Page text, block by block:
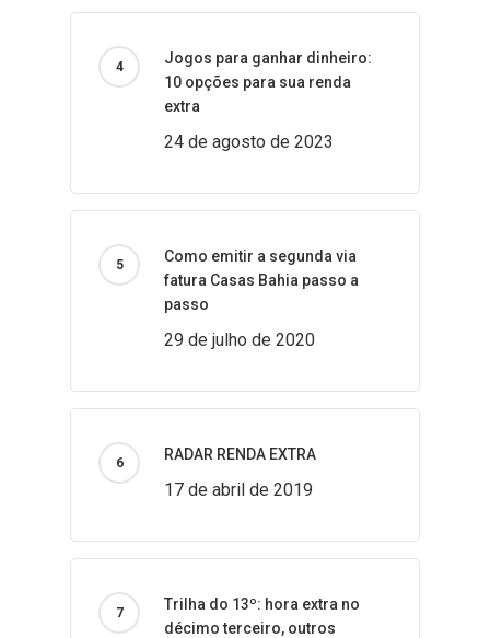
Jogos para ganhar dinheiro:
10 opções para sua renda
extra
24 de agosto de 2023
Como emitir a segunda via
fatura Casas Bahia passo a
passo
29 de julho de 2020
RADAR RENDA EXTRA
17 de abril de 2019
Trilha do 13º: hora extra no
décimo terceiro, outros